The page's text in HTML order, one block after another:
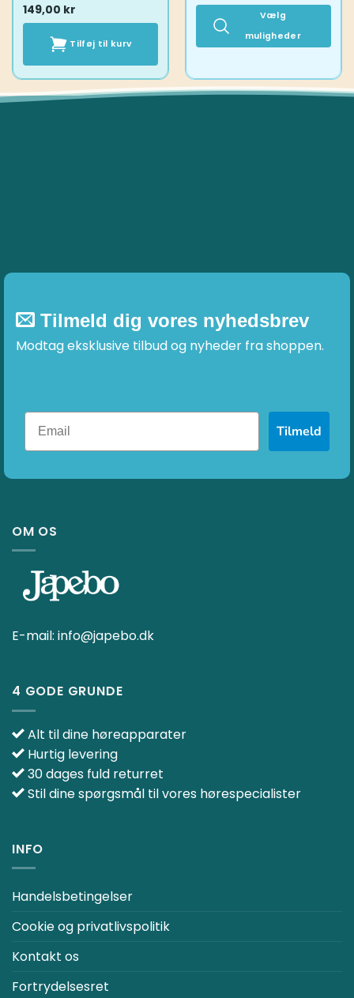
149,00 kr
Tilføj til kurv
Vælg
muligheder
har
Tilmeld dig vores nyhedsbrev
Modtag eksklusive tilbud og nyheder fra shoppen.
Tilmeld
OM OS
E-mail: info@japebo.dk
4 GODE GRUNDE
Alt til dine høreapparater
Hurtig levering
30 dages fuld returret
Stil dine spørgsmål til vores hørespecialister
INFO
Handelsbetingelser
Cookie og privatlivspolitik
Kontakt os
Fortrydelsesret